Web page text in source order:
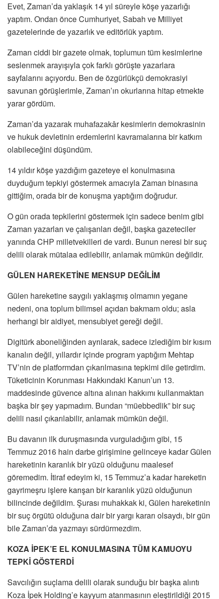
Evet, Zaman’da yaklaşık 14 yıl süreyle köşe yazarlığı
yaptım. Ondan önce Cumhuriyet, Sabah ve Milliyet
gazetelerinde de yazarlık ve editörlük yaptım.
Zaman ciddi bir gazete olmak, toplumun tüm kesimlerine
seslenmek arayışıyla çok farklı görüşte yazarlara
sayfalarını açıyordu. Ben de özgürlükçü demokrasiyi
savunan görüşlerimle, Zaman’ın okurlarına hitap etmekte
yarar gördüm.
Zaman’da yazarak muhafazakâr kesimlerin demokrasinin
ve hukuk devletinin erdemlerini kavramalarına bir katkım
olabileceğini düşündüm.
14 yıldır köşe yazdığım gazeteye el konulmasına
duyduğum tepkiyi göstermek amacıyla Zaman binasına
gittiğim, orada bir de konuşma yaptığım doğrudur.
O gün orada tepkilerini göstermek için sadece benim gibi
Zaman yazarları ve çalışanları değil, başka gazeteciler
yanında CHP milletvekilleri de vardı. Bunun neresi bir suç
delili olarak mütalaa edilebilir, anlamak mümkün değildir.
GÜLEN HAREKETİNE MENSUP DEĞİLİM
Gülen hareketine saygılı yaklaşmış olmamın yegane
nedeni, ona toplum bilimsel açıdan bakmam oldu; asla
herhangi bir aidiyet, mensubiyet gereği değil.
Digitürk aboneliğinden ayrılarak, sadece izlediğim bir kısım
kanalın değil, yıllardır içinde program yaptığım Mehtap
TV’nin de platformdan çıkarılmasına tepkimi dile getirdim.
Tüketicinin Korunması Hakkındaki Kanun’un 13.
maddesinde güvence altına alınan hakkımı kullanmaktan
başka bir şey yapmadım. Bundan “müebbedlik” bir suç
delili nasıl çıkarılabilir, anlamak mümkün değil.
Bu davanın ilk duruşmasında vurguladığım gibi, 15
Temmuz 2016 hain darbe girişimine gelinceye kadar Gülen
hareketinin karanlık bir yüzü olduğunu maalesef
göremedim. İtiraf edeyim ki, 15 Temmuz’a kadar hareketin
gayrimeşru işlere karışan bir karanlık yüzü olduğunun
bilincinde değildim. Şurası muhakkak ki, Gülen hareketinin
bir suç örgütü olduğuna dair bir yargı kararı olsaydı, bir gün
bile Zaman’da yazmayı sürdürmezdim.
KOZA İPEK’E EL KONULMASINA TÜM KAMUOYU
TEPKİ GÖSTERDİ
Savcılığın suçlama delili olarak sunduğu bir başka alıntı
Koza İpek Holding’e kayyum atanmasının eleştirildiği 2015